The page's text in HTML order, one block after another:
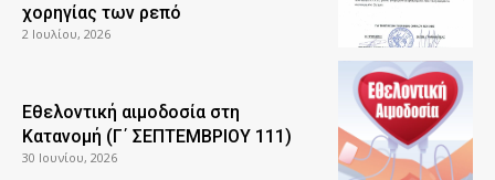
χορηγίας των ρεπό
2 Ιουλίου, 2026
Εθελοντική αιμοδοσία στη
Κατανομή (Γ΄ ΣΕΠΤΕΜΒΡΙΟΥ 111)
30 Ιουνίου, 2026